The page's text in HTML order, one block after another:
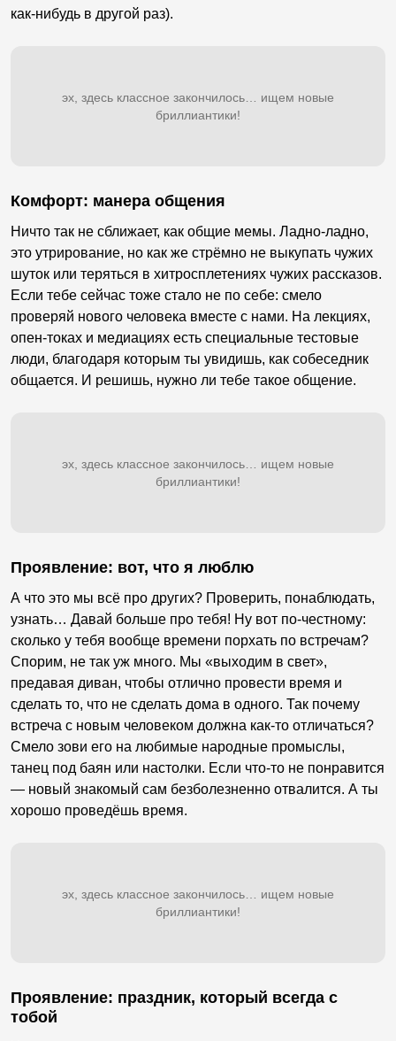
как-нибудь в другой раз).
эх, здесь классное закончилось… ищем новые
бриллиантики!
Комфорт: манера общения
Ничто так не сближает, как общие мемы. Ладно-ладно,
это утрирование, но как же стрёмно не выкупать чужих
шуток или теряться в хитросплетениях чужих рассказов.
Если тебе сейчас тоже стало не по себе: смело
проверяй нового человека вместе с нами. На лекциях,
опен-токах и медиациях есть специальные тестовые
люди, благодаря которым ты увидишь, как собеседник
общается. И решишь, нужно ли тебе такое общение.
эх, здесь классное закончилось… ищем новые
бриллиантики!
Проявление: вот, что я люблю
А что это мы всё про других? Проверить, понаблюдать,
узнать… Давай больше про тебя! Ну вот по-честному:
сколько у тебя вообще времени порхать по встречам?
Спорим, не так уж много. Мы «выходим в свет»,
предавая диван, чтобы отлично провести время и
сделать то, что не сделать дома в одного. Так почему
встреча с новым человеком должна как-то отличаться?
Смело зови его на любимые народные промыслы,
танец под баян или настолки. Если что-то не понравится
— новый знакомый сам безболезненно отвалится. А ты
хорошо проведёшь время.
эх, здесь классное закончилось… ищем новые
бриллиантики!
Проявление: праздник, который всегда с
тобой